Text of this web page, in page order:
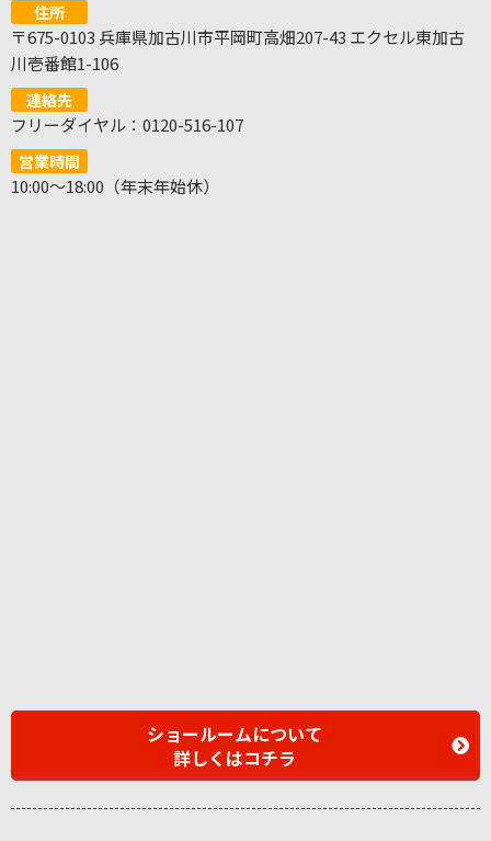
住所
〒675-0103 兵庫県加古川市平岡町高畑207-43 エクセル東加古
川壱番館1-106
連絡先
フリーダイヤル：0120-516-107
営業時間
10:00～18:00（年末年始休）
ショールームについて
詳しくはコチラ